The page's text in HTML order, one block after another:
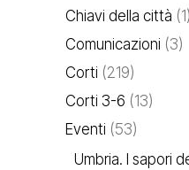
Chiavi della città (1)
Comunicazioni (3)
Corti (219)
Corti 3-6 (13)
Eventi (53)
Umbria. I sapori